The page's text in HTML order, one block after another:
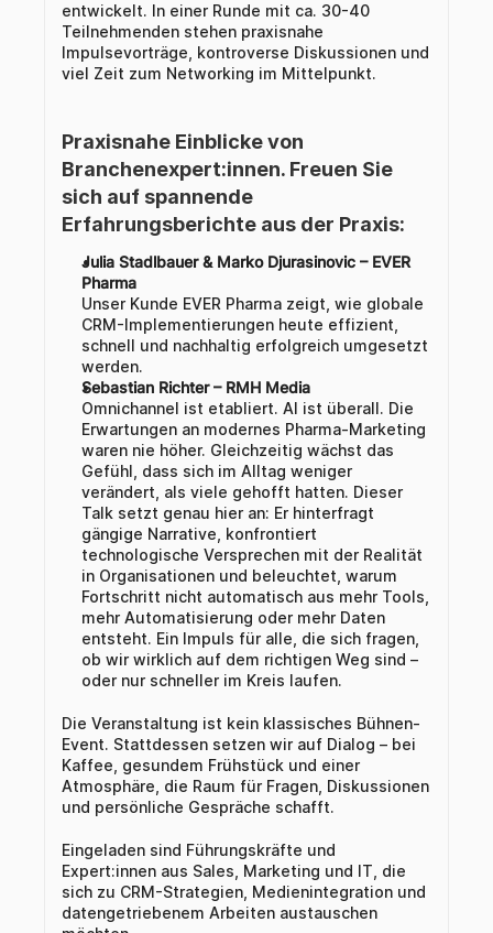
entwickelt. In einer Runde mit ca. 30-40
Teilnehmenden stehen praxisnahe
Impulsevorträge, kontroverse Diskussionen und
viel Zeit zum Networking im Mittelpunkt.
Praxisnahe Einblicke von
Branchenexpert:innen. Freuen Sie
sich auf spannende
Erfahrungsberichte aus der Praxis:
Julia Stadlbauer & Marko Djurasinovic – EVER
Pharma
Unser Kunde EVER Pharma zeigt, wie globale
CRM-Implementierungen heute effizient,
schnell und nachhaltig erfolgreich umgesetzt
werden.
Sebastian Richter – RMH Media
Omnichannel ist etabliert. AI ist überall. Die
Erwartungen an modernes Pharma‑Marketing
waren nie höher. Gleichzeitig wächst das
Gefühl, dass sich im Alltag weniger
verändert, als viele gehofft hatten. Dieser
Talk setzt genau hier an: Er hinterfragt
gängige Narrative, konfrontiert
technologische Versprechen mit der Realität
in Organisationen und beleuchtet, warum
Fortschritt nicht automatisch aus mehr Tools,
mehr Automatisierung oder mehr Daten
entsteht. Ein Impuls für alle, die sich fragen,
ob wir wirklich auf dem richtigen Weg sind –
oder nur schneller im Kreis laufen.
Die Veranstaltung ist kein klassisches Bühnen-
Event. Stattdessen setzen wir auf Dialog – bei
Kaffee, gesundem Frühstück und einer
Atmosphäre, die Raum für Fragen, Diskussionen
und persönliche Gespräche schafft.
Eingeladen sind Führungskräfte und
Expert:innen aus Sales, Marketing und IT, die
sich zu CRM-Strategien, Medienintegration und
datengetriebenem Arbeiten austauschen